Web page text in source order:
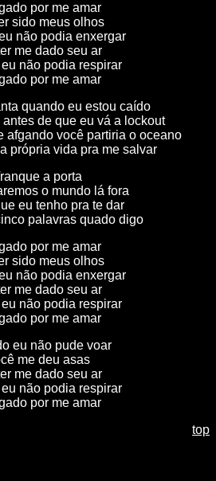
por me amar
sido meus olhos
não podia enxergar
me dado seu ar
não podia respirar
por me amar
quando eu estou caído
de que eu vá a lockout
afgando você partiria o oceano
própria vida pra me salvar
a porta
o mundo lá fora
eu tenho pra te dar
palavras quado digo
por me amar
sido meus olhos
não podia enxergar
me dado seu ar
não podia respirar
por me amar
eu não pude voar
me deu asas
me dado seu ar
não podia respirar
por me amar
top